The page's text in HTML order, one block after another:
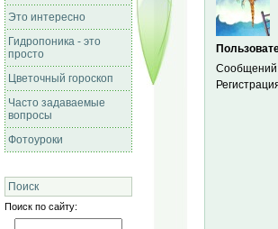
Это интересно
Гидропоника - это
просто
Цветочный гороскоп
Часто задаваемые
вопросы
Фотоуроки
Поиск
Поиск по сайту: